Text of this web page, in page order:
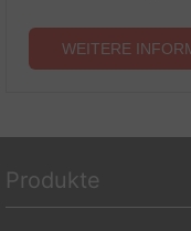
WEITERE
Produkte